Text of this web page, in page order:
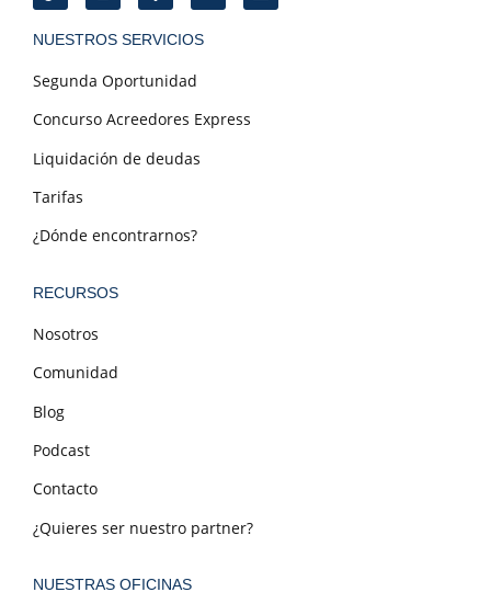
NUESTROS SERVICIOS
Segunda Oportunidad
Concurso Acreedores Express
Liquidación de deudas
Tarifas
¿Dónde encontrarnos?
RECURSOS
Nosotros
Comunidad
Blog
Podcast
Contacto
¿Quieres ser nuestro partner?
NUESTRAS OFICINAS